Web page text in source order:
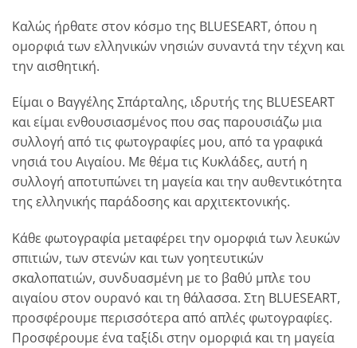
Καλώς ήρθατε στον κόσμο της BLUESEART, όπου η
ομορφιά των ελληνικών νησιών συναντά την τέχνη και
την αισθητική.
Είμαι ο Βαγγέλης Σπάρταλης, ιδρυτής της BLUESEART
και είμαι ενθουσιασμένος που σας παρουσιάζω μια
συλλογή από τις φωτογραφίες μου, από τα γραφικά
νησιά του Αιγαίου. Με θέμα τις Κυκλάδες, αυτή η
συλλογή αποτυπώνει τη μαγεία και την αυθεντικότητα
της ελληνικής παράδοσης και αρχιτεκτονικής.
Κάθε φωτογραφία μεταφέρει την ομορφιά των λευκών
σπιτιών, των στενών και των γοητευτικών
σκαλοπατιών, συνδυασμένη με το βαθύ μπλε του
αιγαίου στον ουρανό και τη θάλασσα. Στη BLUESEART,
προσφέρουμε περισσότερα από απλές φωτογραφίες.
Προσφέρουμε ένα ταξίδι στην ομορφιά και τη μαγεία